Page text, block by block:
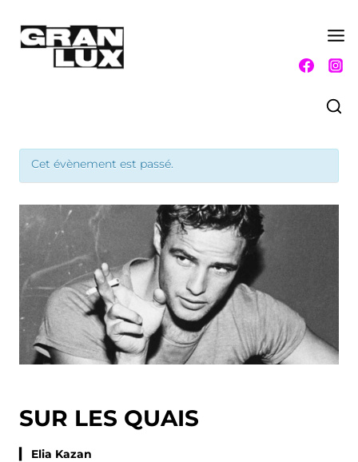
contenu
Cet évènement est passé.
SUR LES QUAIS
▎ Elia Kazan